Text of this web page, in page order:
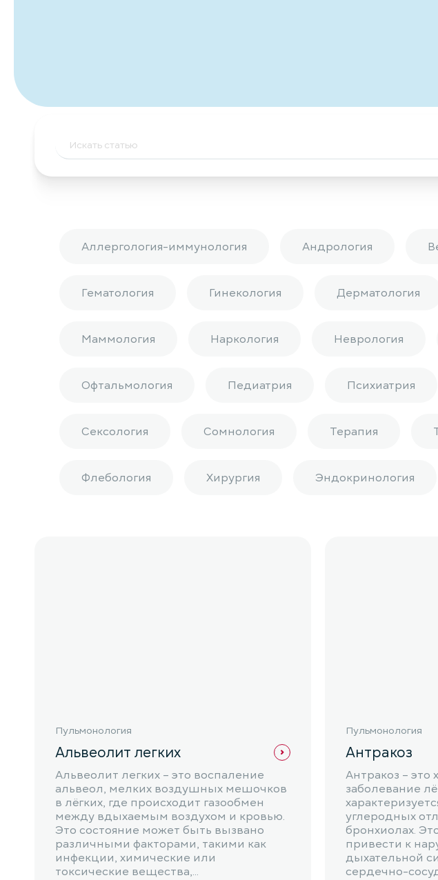
Аллергология-иммунология Андрология
Гематология Гинекология Дерматология
Маммология Наркология Неврология
Офтальмология Педиатрия Психиатрия
Сексология Сомнология Терапия
Флебология Хирургия Эндокринология
Пульмонология
Альвеолит легких
Альвеолит легких – это воспаление
альвеол, мелких воздушных мешочков
в лёгких, где происходит газообмен
между вдыхаемым воздухом и кровью.
Это состояние может быть вызвано
различными факторами, такими как
инфекции, химические или
токсические вещества,...
Пульмонология
Антракоз
Антракоз – это
заболевание
углеродных
бронхиолах.
привести к
дыхательной
сердечно-